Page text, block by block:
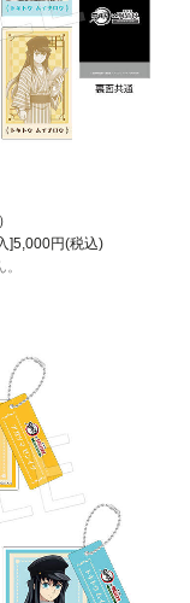
]5,000円(税込)